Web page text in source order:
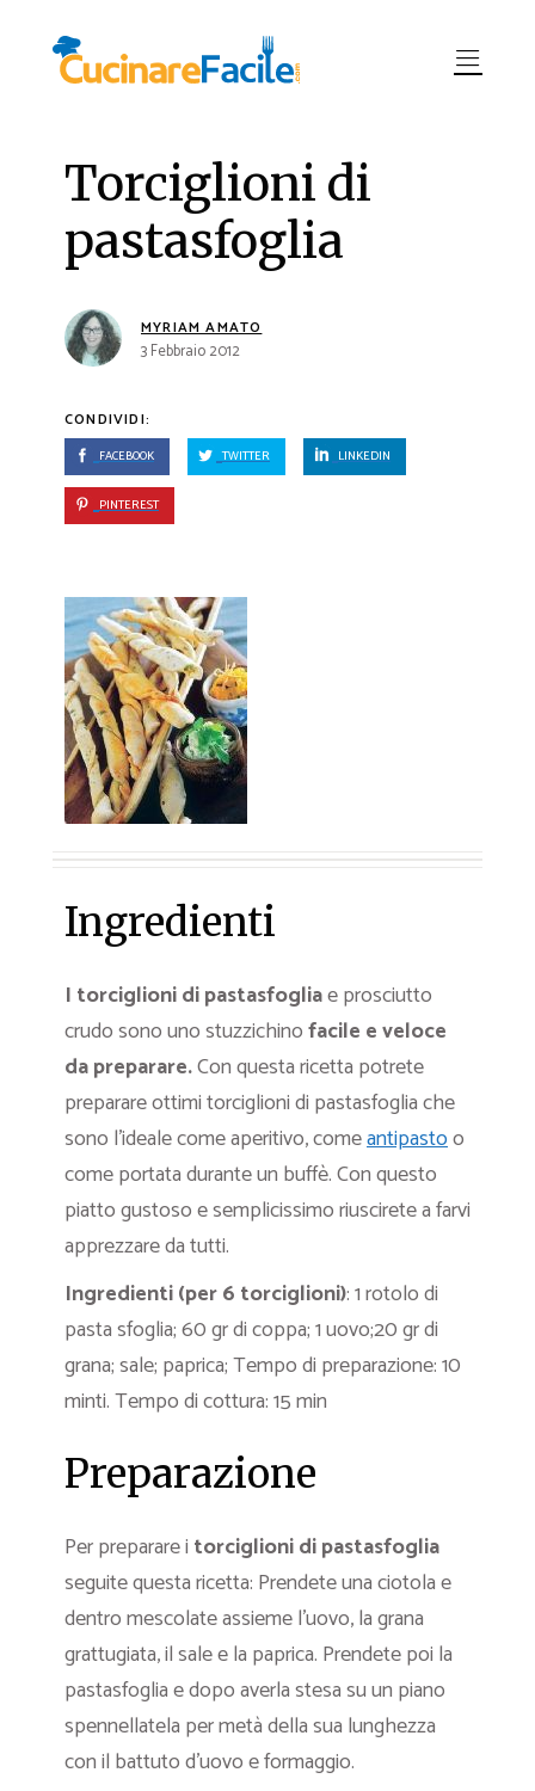
Torciglioni di
pastasfoglia
MYRIAM AMATO
3 Febbraio 2012
CONDIVIDI:
FACEBOOK TWITTER LINKEDIN
PINTEREST
Ingredienti
I torciglioni di pastasfogliae prosciutto
crudo sono uno stuzzichinofacile e veloce
da preparare.Con questa ricetta potrete
preparare ottimi torciglioni di pastasfoglia che
sono l’ideale come aperitivo, comeantipastoo
come portata durante un buffè. Con questo
piatto gustoso e semplicissimo riuscirete a farvi
apprezzare da tutti.
Ingredienti (per 6 torciglioni): 1 rotolo di
pasta sfoglia; 60 gr di coppa; 1 uovo;20 gr di
grana; sale; paprica; Tempo di preparazione: 10
minti. Tempo di cottura: 15 min
Preparazione
Per preparare i torciglioni di pastasfoglia
seguite questa ricetta: Prendete una ciotola e
dentro mescolate assieme l’uovo, la grana
grattugiata, il sale e la paprica. Prendete poi la
pastasfoglia e dopo averla stesa su un piano
spennellatela per metà della sua lunghezza
con il battuto d’uovo e formaggio.